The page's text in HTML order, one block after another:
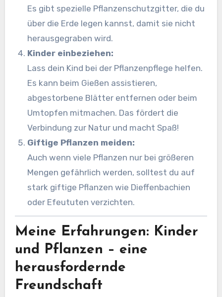
Es gibt spezielle Pflanzenschutzgitter, die du
über die Erde legen kannst, damit sie nicht
herausgegraben wird.
Kinder einbeziehen:
Lass dein Kind bei der Pflanzenpflege helfen.
Es kann beim Gießen assistieren,
abgestorbene Blätter entfernen oder beim
Umtopfen mitmachen. Das fördert die
Verbindung zur Natur und macht Spaß!
Giftige Pflanzen meiden:
Auch wenn viele Pflanzen nur bei größeren
Mengen gefährlich werden, solltest du auf
stark giftige Pflanzen wie Dieffenbachien
oder Efeututen verzichten.
Meine Erfahrungen: Kinder
und Pflanzen – eine
herausfordernde
Freundschaft